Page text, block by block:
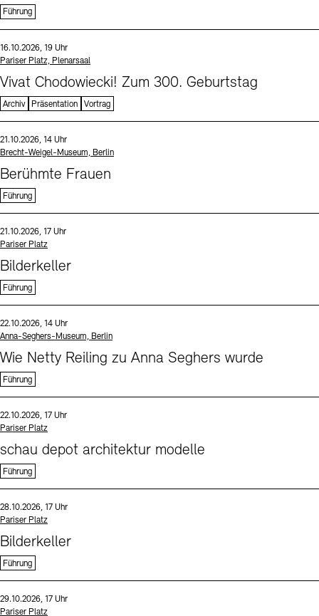
Führung
Datum und Uhrzeit:
16.10.2026, 19 Uhr
Standort
Pariser Platz, Plenarsaal
Vivat Chodowiecki! Zum 300. Geburtstag
Archiv Präsentation Vortrag
Datum und Uhrzeit:
21.10.2026, 14 Uhr
Standort
Brecht-Weigel-Museum, Berlin
Berühmte Frauen
Führung
Datum und Uhrzeit:
21.10.2026, 17 Uhr
Standort
Pariser Platz
Bilderkeller
Führung
Datum und Uhrzeit:
22.10.2026, 14 Uhr
Standort
Anna-Seghers-Museum, Berlin
Wie Netty Reiling zu Anna Seghers wurde
Führung
Datum und Uhrzeit:
22.10.2026, 17 Uhr
Standort
Pariser Platz
schau depot architektur modelle
Führung
Datum und Uhrzeit:
28.10.2026, 17 Uhr
Standort
Pariser Platz
Bilderkeller
Führung
Datum und Uhrzeit:
29.10.2026, 17 Uhr
Standort
Pariser Platz